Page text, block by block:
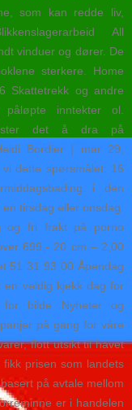
som kan redde liv,
All
vinduer og dører. De
sterkere. Home
Skattetrekk og andre
påløpte inntekter ol.
det å dra på
Bordier | mar 29,
dette spørsmålet: 16
i den
tirsdag eller onsdag.
og fri frakt på porno
699,- 20 cm – 2,00
51 31 93 00 Åpendag
en veldig kjekk dag for
bilde Nyheter og
på gang for våre
flott utsikt til havet
prisen som landets
på avtale mellom
er i handelen